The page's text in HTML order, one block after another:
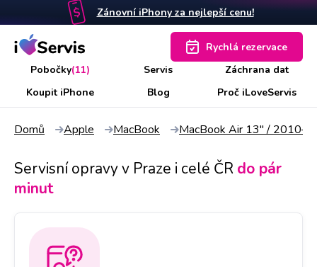
Zánovní iPhony za nejlepší cenu!
Pobočky(11) Servis
Záchrana dat
Koupit iPhone
Blog Proč iLoveServis
Rychlá rezervace
Domů Apple MacBook MacBook Air 13" /
Servisní opravy v Praze i celé ČR do pár
minut